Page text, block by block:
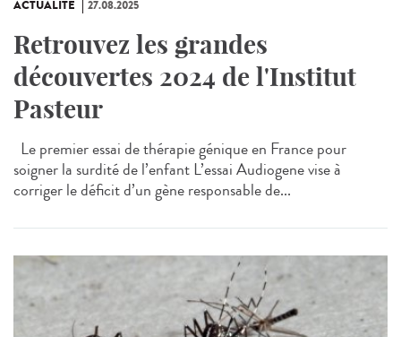
ACTUALITÉ 27.08.2025
Retrouvez les grandes
découvertes 2024 de l'Institut
Pasteur
Le premier essai de thérapie génique en France pour
soigner la surdité de l’enfant L’essai Audiogene vise à
corriger le déficit d’un gène responsable de...